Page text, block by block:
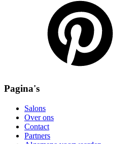
Pagina's
Salons
Over ons
Contact
Partners